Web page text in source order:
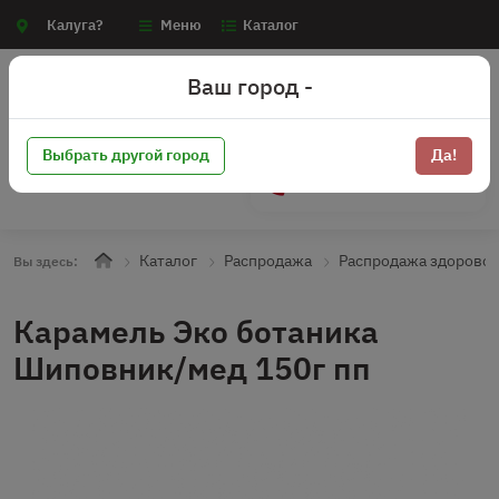
Калуга? Меню Каталог
Вы здесь: Каталог Распродажа Распродажа
Карамель Эко ботаника
Шиповник/мед 150г пп
Ваш город -
Выбрать другой город Да!